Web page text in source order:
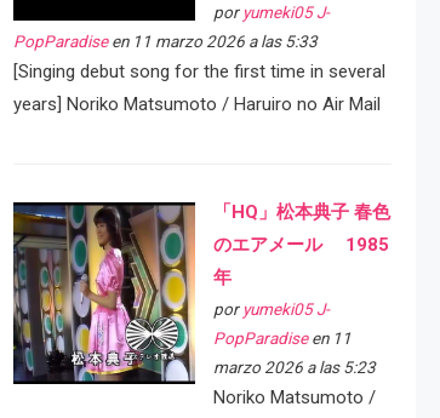
por yumeki05 J-
PopParadiseen 11 marzo 2026 a las 5:33
[Singing debut song for the first time in several
years] Noriko Matsumoto / Haruiro no Air Mail
「HQ」松本典子 春色
のエアメール 1985
年
por yumeki05 J-
PopParadiseen 11
marzo 2026 a las 5:23
Noriko Matsumoto /